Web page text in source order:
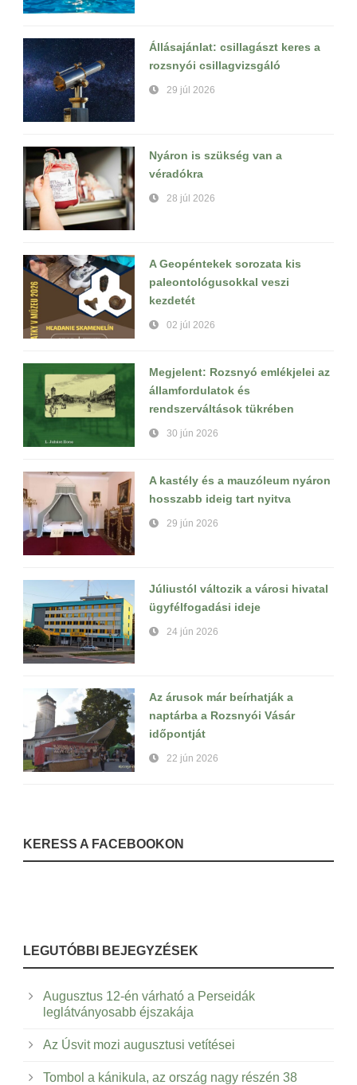
Állásajánlat: csillagászt keres a
rozsnyói csillagvizsgáló
29 júl 2026
Nyáron is szükség van a
véradókra
28 júl 2026
A Geopéntekek sorozata kis
paleontológusokkal veszi
kezdetét
02 júl 2026
Megjelent: Rozsnyó emlékjelei az
államfordulatok és
rendszerváltások tükrében
30 jún 2026
A kastély és a mauzóleum nyáron
hosszabb ideig tart nyitva
29 jún 2026
Júliustól változik a városi hivatal
ügyfélfogadási ideje
24 jún 2026
Az árusok már beírhatják a
naptárba a Rozsnyói Vásár
időpontját
22 jún 2026
KERESS A FACEBOOKON
LEGUTÓBBI BEJEGYZÉSEK
Augusztus 12-én várható a Perseidák
leglátványosabb éjszakája
Az Úsvit mozi augusztusi vetítései
Tombol a kánikula, az ország nagy részén 38